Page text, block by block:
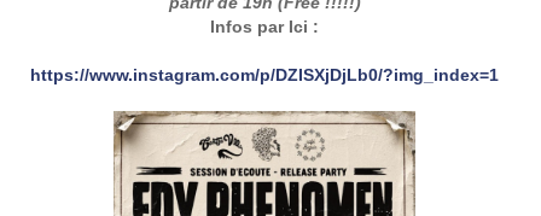
Infos par Ici :
https://www.instagram.com/p/DZISXjDjLb0/?img_index=1